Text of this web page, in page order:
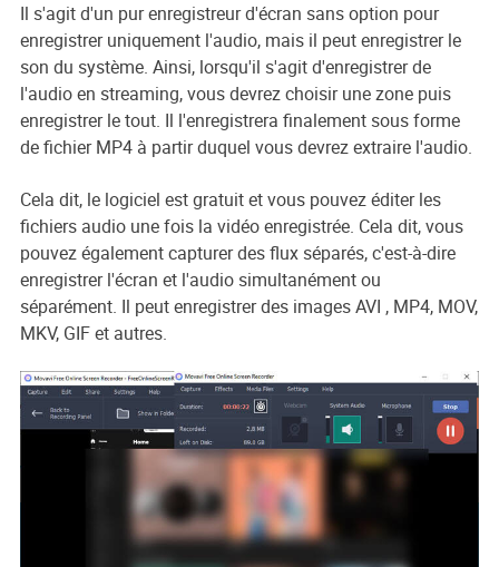
Il s'agit d'un pur enregistreur d'écran sans option pour
enregistrer uniquement l'audio, mais il peut enregistrer le
son du système. Ainsi, lorsqu'il s'agit d'enregistrer de
l'audio en streaming, vous devrez choisir une zone puis
enregistrer le tout. Il l'enregistrera finalement sous forme
de fichier MP4 à partir duquel vous devrez extraire l'audio.
Cela dit, le logiciel est gratuit et vous pouvez éditer les
fichiers audio une fois la vidéo enregistrée. Cela dit, vous
pouvez également capturer des flux séparés, c'est-à-dire
enregistrer l'écran et l'audio simultanément ou
séparément. Il peut enregistrer des images AVI , MP4, MOV,
MKV, GIF et autres.